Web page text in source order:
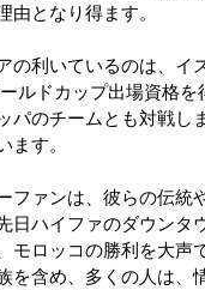
となり得ます。
の利いているのは、イ
ルドカップ出場資格を
パのチームとも対戦し
ます。
ファンは、彼らの伝統
日ハイファのダウンタ
モロッコの勝利を大声
を含め、多くの人は、